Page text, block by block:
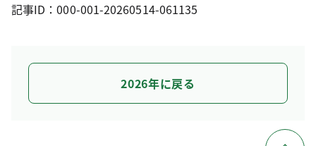
記事ID：000-001-20260514-061135
2026年に戻る